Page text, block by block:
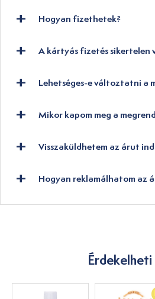
Hogyan fizethetek?
A kártyás fizetés sikertelen
Lehetséges-e változtatni a
Mikor kapom meg a
Visszaküldhetem az árut
Hogyan reklamálhatom az